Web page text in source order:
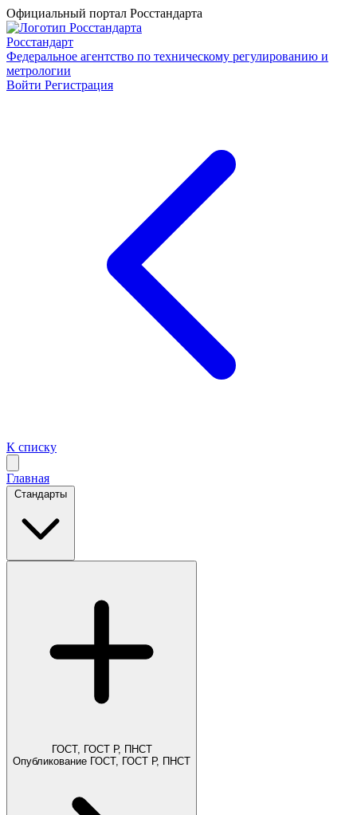
Официальный портал Росстандарта
Росстандарт
Федеральное агентство по техническому регулированию и
метрологии
Войти Регистрация
К списку
Главная
Стандарты
ГОСТ, ГОСТ Р, ПНСТ
Опубликование ГОСТ, ГОСТ Р, ПНСТ